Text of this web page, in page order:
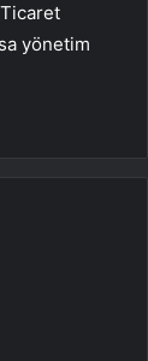
yönetim